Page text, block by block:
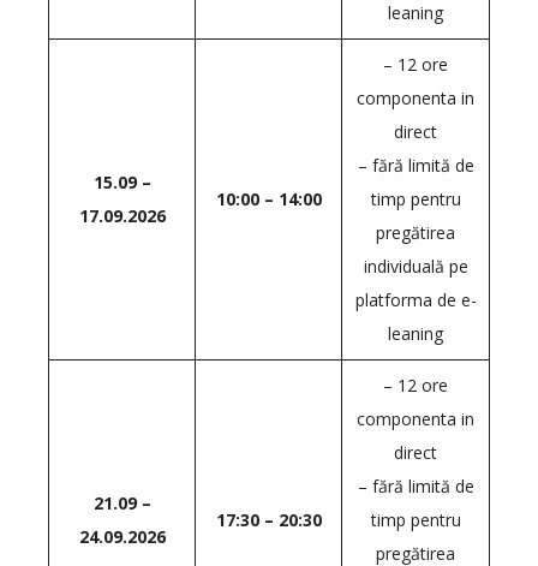
leaning
15.09 –
17.09.2026
10:00 – 14:00
– 12 ore
componenta in
direct
– fără limită de
timp pentru
pregătirea
individuală pe
platforma de e-
leaning
21.09 –
24.09.2026
17:30 – 20:30
– 12 ore
componenta in
direct
– fără limită de
timp pentru
pregătirea